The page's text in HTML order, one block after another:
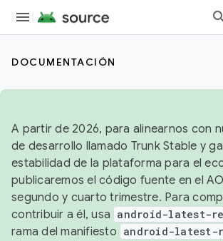
DOCUMENTACIÓN
A partir de 2026, para alinearnos con
de desarrollo llamado Trunk Stable y
estabilidad de la plataforma para el
publicaremos el código fuente en el
segundo y cuarto trimestre. Para
contribuir a él, usa android-latest-
rama del manifiesto android-latest-